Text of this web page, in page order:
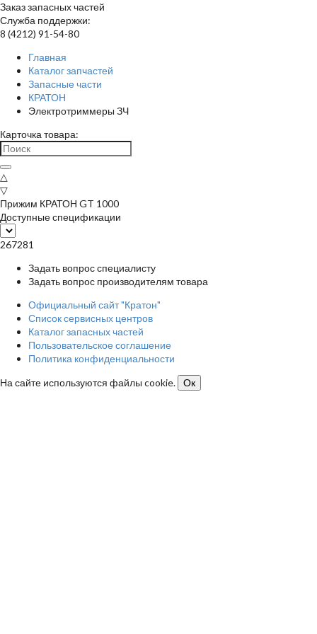
Заказ запасных частей
Служба поддержки:
8 (4212) 91-54-80
Главная
Каталог запчастей
Запасные части
КРАТОН
Электротриммеры ЗЧ
Карточка товара:
△
▽
Прижим КРАТОН GT 1000
Доступные спецификации
267281
Задать вопрос специалисту
Задать вопрос производителям товара
Официальный сайт "Кратон"
Список сервисных центров
Каталог запасных частей
Пользовательское соглашение
Политика конфиденциальности
На сайте используются файлы cookie.
Ок